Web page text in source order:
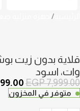
وات، اسود
EGP7,999.00
متوفر في المخزون